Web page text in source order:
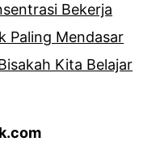
Bekerja
Paling Mendasar
Kita Belajar